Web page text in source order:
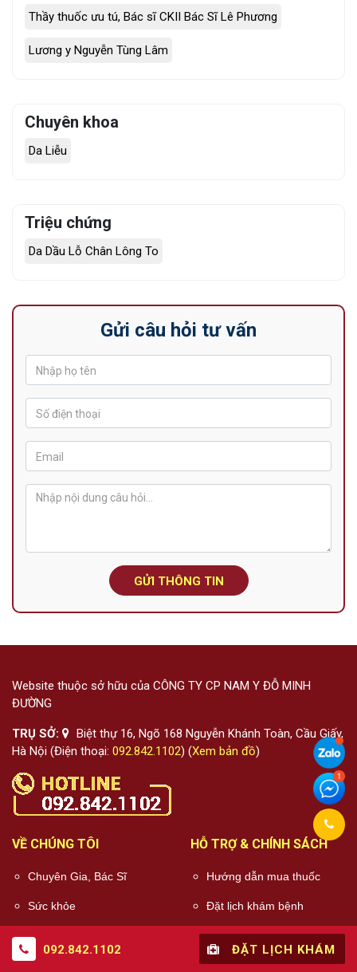
Thầy thuốc ưu tú, Bác sĩ CKII Bác Sĩ Lê Phương
Lương y Nguyễn Tùng Lâm
Chuyên khoa
Da Liễu
Triệu chứng
Da Dầu Lỗ Chân Lông To
Gửi câu hỏi tư vấn
GỬI THÔNG TIN
Website thuộc sở hữu của CÔNG TY CP NAM Y ĐỖ MINH
ĐƯỜNG
TRỤ SỞ:
Biệt thự 16, Ngõ 168 Nguyễn Khánh Toàn, Cầu Giấy,
Hà Nội (Điện thoại: 092.842.1102) (Xem bản đồ)
VỀ CHÚNG TÔI
Chuyên Gia, Bác Sĩ
Sức khỏe
HỖ TRỢ & CHÍNH SÁCH
Hướng dẫn mua thuốc
Đặt lịch khám bệnh
Quy trình khám chữa
bệnh
092.842.1102 ĐẶT LỊCH KHÁM